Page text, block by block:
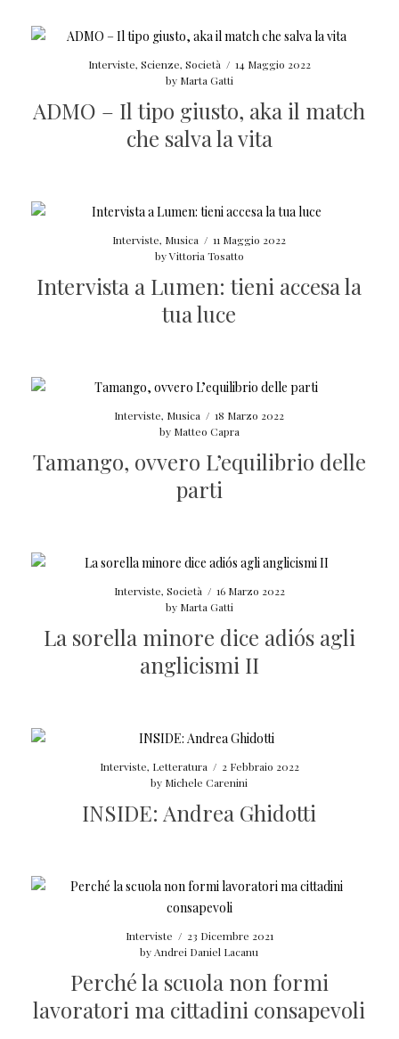
Interviste, Scienze, Società / 14 Maggio 2022
by Marta Gatti
ADMO – Il tipo giusto, aka il match
che salva la vita
Interviste, Musica / 11 Maggio 2022
byVittoria Tosatto
Intervista a Lumen: tieni accesa la
tua luce
Interviste, Musica / 18 Marzo 2022
by Matteo Capra
Tamango, ovvero L’equilibrio delle
parti
Interviste, Società / 16 Marzo 2022
by Marta Gatti
La sorella minore dice adiós agli
anglicismi II
Interviste, Letteratura / 2 Febbraio 2022
by Michele Carenini
INSIDE: Andrea Ghidotti
Interviste / 23 Dicembre 2021
by Andrei Daniel Lacanu
Perché la scuola non formi
lavoratori ma cittadini consapevoli